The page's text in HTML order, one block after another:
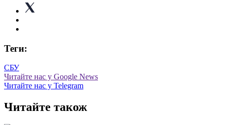
Теги:
СБУ
Читайте нас у Google News
Читайте нас у Telegram
Читайте також